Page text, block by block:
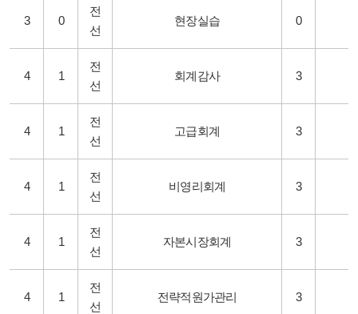
3 0
전
선
현장실습 0
4 1
전
선
회계감사 3
4 1
전
선
고급회계 3
4 1
전
선
비영리회계 3
4 1
전
선
자본시장회계 3
4 1
전
선
전략적원가관리 3